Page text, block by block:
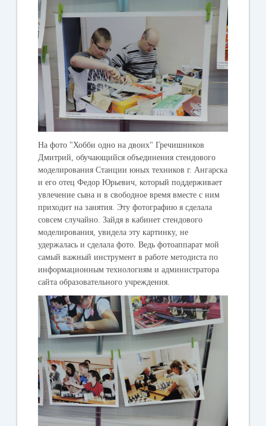
На фото "Хобби одно на двоих" Гречишников
Дмитрий, обучающийся объединения стендового
моделирования Станции юных техников г. Ангарска
и его отец Федор Юрьевич, который поддерживает
увлечение сына и в свободное время вместе с ним
приходит на занятия. Эту фотографию я сделала
совсем случайно. Зайдя в кабинет стендового
моделирования, увидела эту картинку, не
удержалась и сделала фото. Ведь фотоаппарат мой
самый важный инструмент в работе методиста по
информационным технологиям и администратора
сайта образовательного учреждения.